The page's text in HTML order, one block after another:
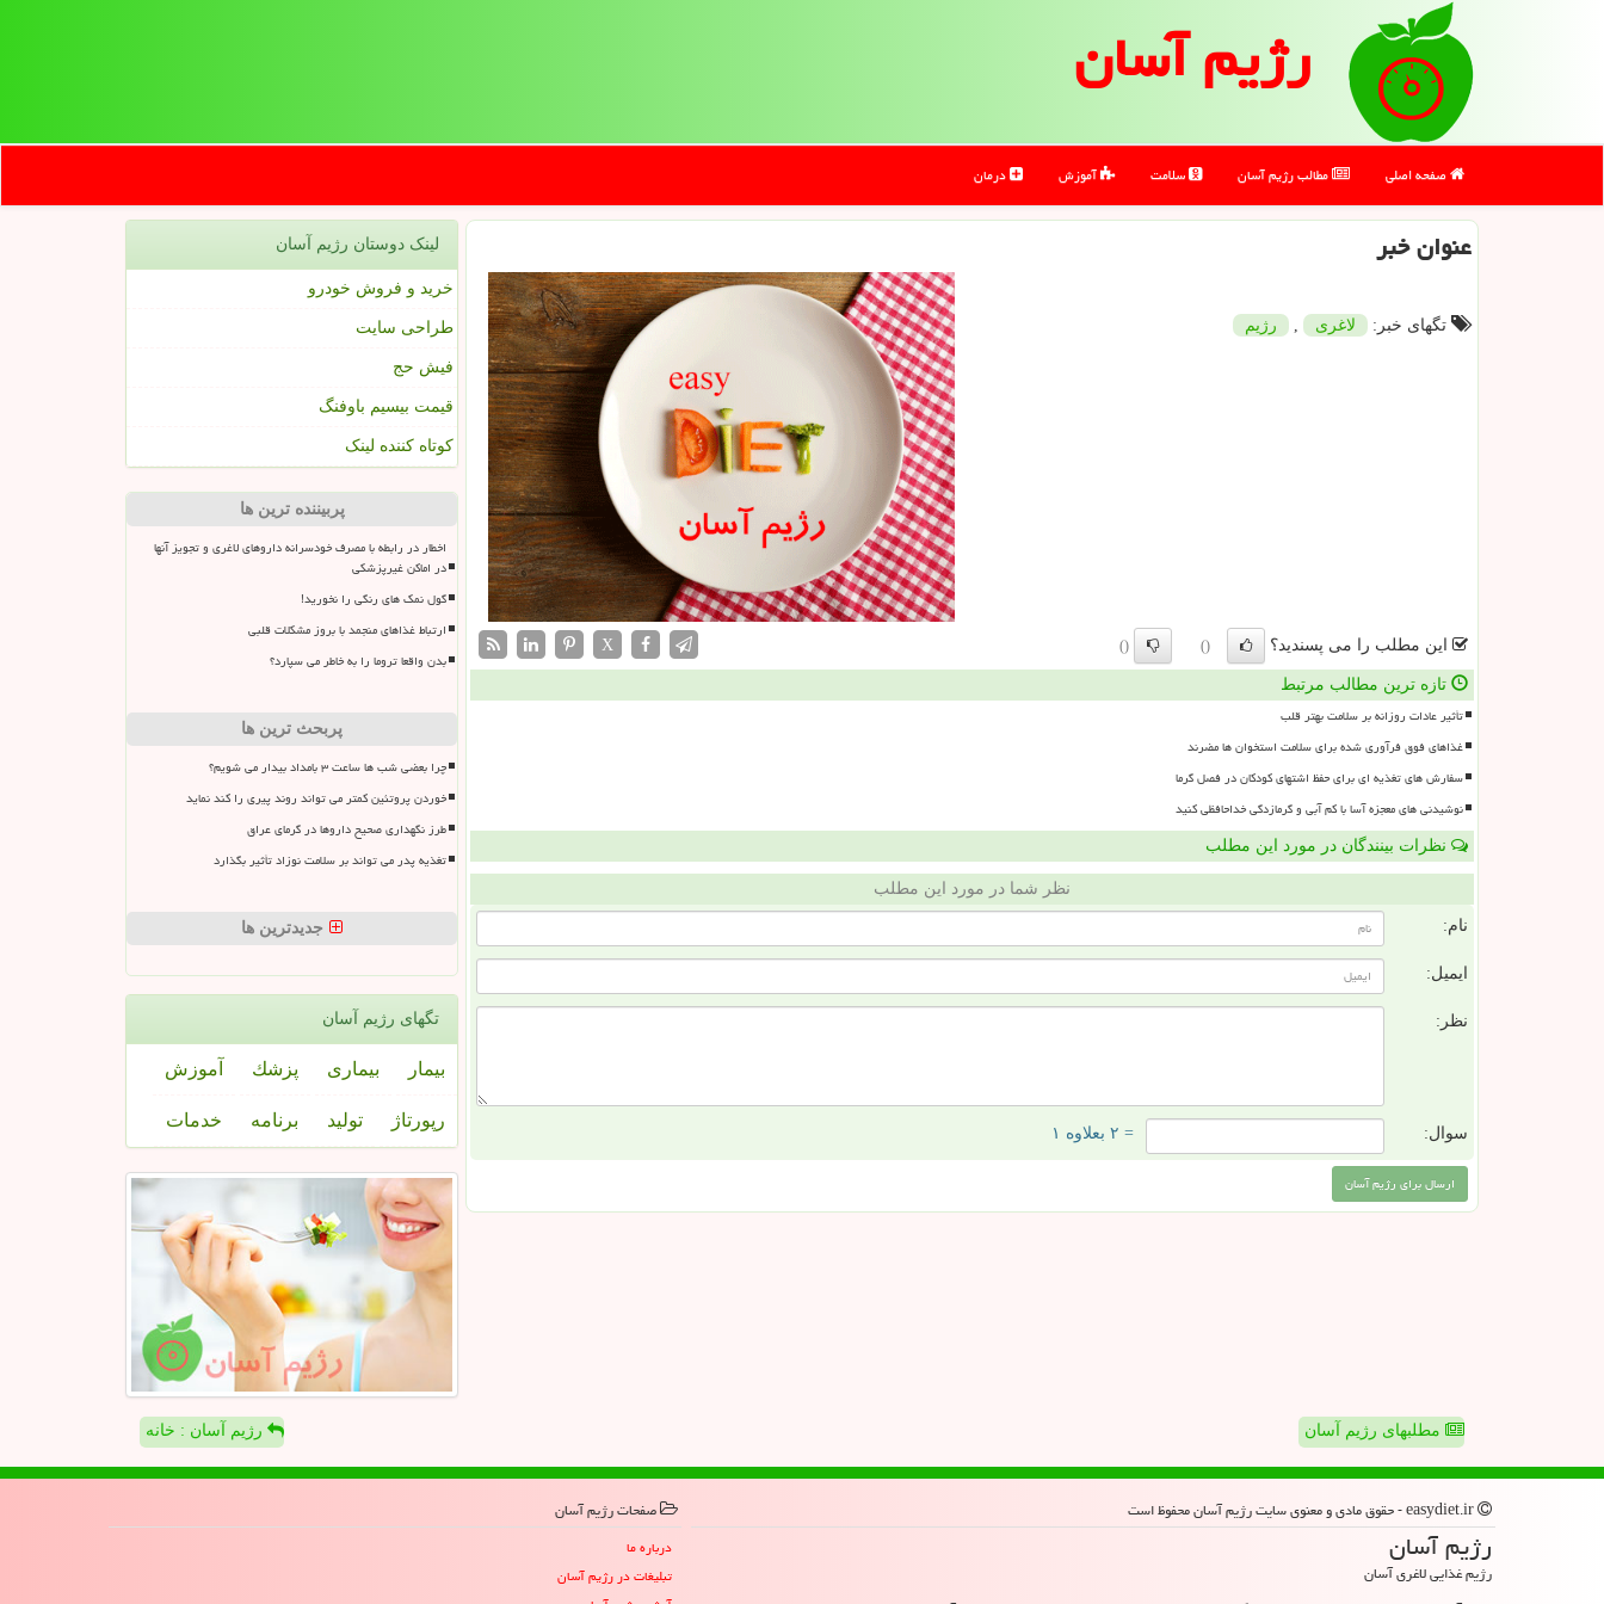
رژیم آسان
صفحه اصلی مطالب رژیم آسان سلامت آموزش درمان
عنوان خبر
تگهای خبر: لاغری , رژیم
این مطلب را می پسندید؟ ()
()
X
تازه ترین مطالب مرتبط
تأثیر عادات روزانه بر سلامت بهتر قلب
غذاهای فوق فرآوری شده برای سلامت استخوان ها مضرند
سفارش های تغذیه ای برای حفظ اشتهای کودکان در فصل گرما
نوشیدنی های معجزه آسا با کم آبی و گرمازدگی خداحافظی کنید
نظرات بینندگان در مورد این مطلب
نظر شما در مورد این مطلب
نام:
ایمیل:
نظر:
سوال: = ۲ بعلاوه ۱
لینک دوستان رژیم آسان
خرید و فروش خودرو
طراحی سایت
فیش حج
قیمت بیسیم باوفنگ
کوتاه کننده لینک
پربیننده ترین ها
اخطار در رابطه با مصرف خودسرانه داروهای لاغری و تجویز آنها
در اماکن غیرپزشکی
گول نمک های رنگی را نخورید!
ارتباط غذاهای منجمد با بروز مشکلات قلبی
بدن واقعا تروما را به خاطر می سپارد؟
پربحث ترین ها
چرا بعضی شب ها ساعت ۳ بامداد بیدار می شویم؟
خوردن پروتئین کمتر می تواند روند پیری را کند نماید
طرز نگهداری صحیح داروها در گرمای عراق
تغذیه پدر می تواند بر سلامت نوزاد تأثیر بگذارد
جدیدترین ها
تگهای رژیم آسان
بیمار بیماری پزشك آموزش
رپورتاژ تولید برنامه خدمات
مطلبهای رژیم آسان رژیم آسان : خانه
رژیم آسان
رژیم غذایی لاغری آسان
صفحات رژیم آسان
درباره ما
تبلیغات در رژیم آسان